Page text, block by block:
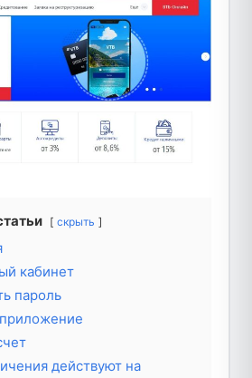
скрыть
кабинет
пароль
действуют на